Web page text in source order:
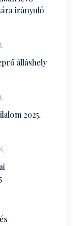
irányuló
álláshely
2025.